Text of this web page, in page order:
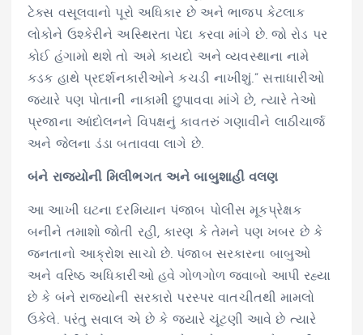
ટેક્સ વસૂલવાનો પૂરો અધિકાર છે અને ભાજપ કેટલાક
લોકોને ઉશ્કેરીને અસ્થિરતા પેદા કરવા માંગે છે. જો રોડ પર
કોઈ હંગામો થશે તો અમે કાયદો અને વ્યવસ્થાના નામે
કડક હાથે પ્રદર્શનકારીઓને કચડી નાખીશું.” સત્તાધારીઓ
જ્યારે પણ પોતાની નાકામી છુપાવવા માંગે છે, ત્યારે તેઓ
પ્રજાના આંદોલનને વિપક્ષનું કાવતરું ગણાવીને લાઠીચાર્જ
અને જેલના ડંડા બતાવવા લાગે છે.
બંને રાજ્યોની મિલીભગત અને બાબુશાહી વલણ
આ આખી ઘટના દરમિયાન પંજાબ પોલીસ મૂકપ્રેક્ષક
બનીને તમાશો જોતી રહી, કારણ કે તેમને પણ ખબર છે કે
જનતાનો આક્રોશ સાચો છે. પંજાબ સરકારના બાબુઓ
અને વરિષ્ઠ અધિકારીઓ હવે ગોળગોળ જવાબો આપી રહ્યા
છે કે બંને રાજ્યોની સરકારો પરસ્પર વાતચીતથી મામલો
ઉકેલે. પરંતુ સવાલ એ છે કે જ્યારે ચૂંટણી આવે છે ત્યારે